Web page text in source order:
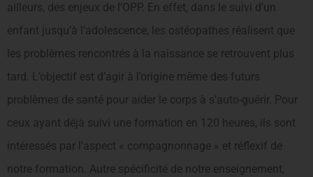
ailleurs, des enjeux de l’OPP. En effet, dans le suivi d’un
enfant jusqu’à l’adolescence, les ostéopathes réalisent que
les problèmes rencontrés à la naissance se retrouvent plus
tard. L’objectif est d’agir à l’origine même des futurs
problèmes de santé pour aider le corps à s’auto-guérir. Pour
ceux ayant déjà suivi une formation en 120 heures, ils sont
intéressés par l’aspect « compagnonnage » et réflexif de
notre formation. Autre spécificité de notre enseignement,